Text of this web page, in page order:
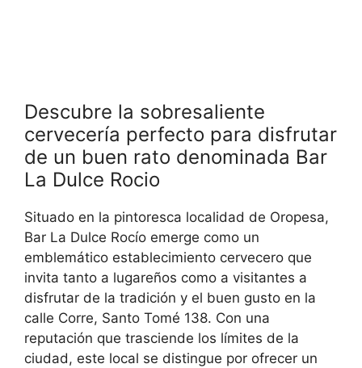
Descubre la sobresaliente
cervecería perfecto para disfrutar
de un buen rato denominada Bar
La Dulce Rocio
Situado en la pintoresca localidad de Oropesa,
Bar La Dulce Rocío emerge como un
emblemático establecimiento cervecero que
invita tanto a lugareños como a visitantes a
disfrutar de la tradición y el buen gusto en la
calle Corre, Santo Tomé 138. Con una
reputación que trasciende los límites de la
ciudad, este local se distingue por ofrecer un